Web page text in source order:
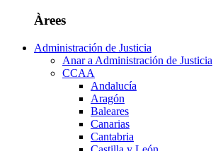
Àrees
Administración de Justicia
Anar a Administración de Justicia
CCAA
Andalucía
Aragón
Baleares
Canarias
Cantabria